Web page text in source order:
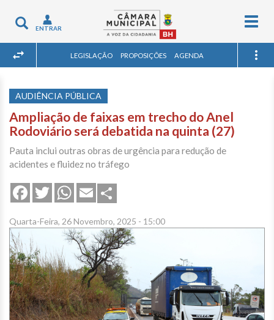
Toggle
navigation
ENTRAR
LEGISLAÇÃO PROPOSIÇÕES AGENDA
AUDIÊNCIA PÚBLICA
Ampliação de faixas em trecho do Anel
Rodoviário será debatida na quinta (27)
Pauta inclui outras obras de urgência para redução de
acidentes e fluidez no tráfego
FacebookTwitterWhatsApp
Email
Quarta-Feira, 26 Novembro, 2025 - 15:00